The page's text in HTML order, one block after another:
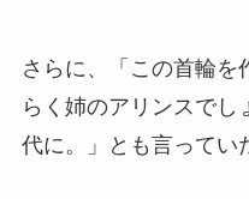
さらに、「この首輪を
らく姉のアリンスで
代に。」とも言ってい